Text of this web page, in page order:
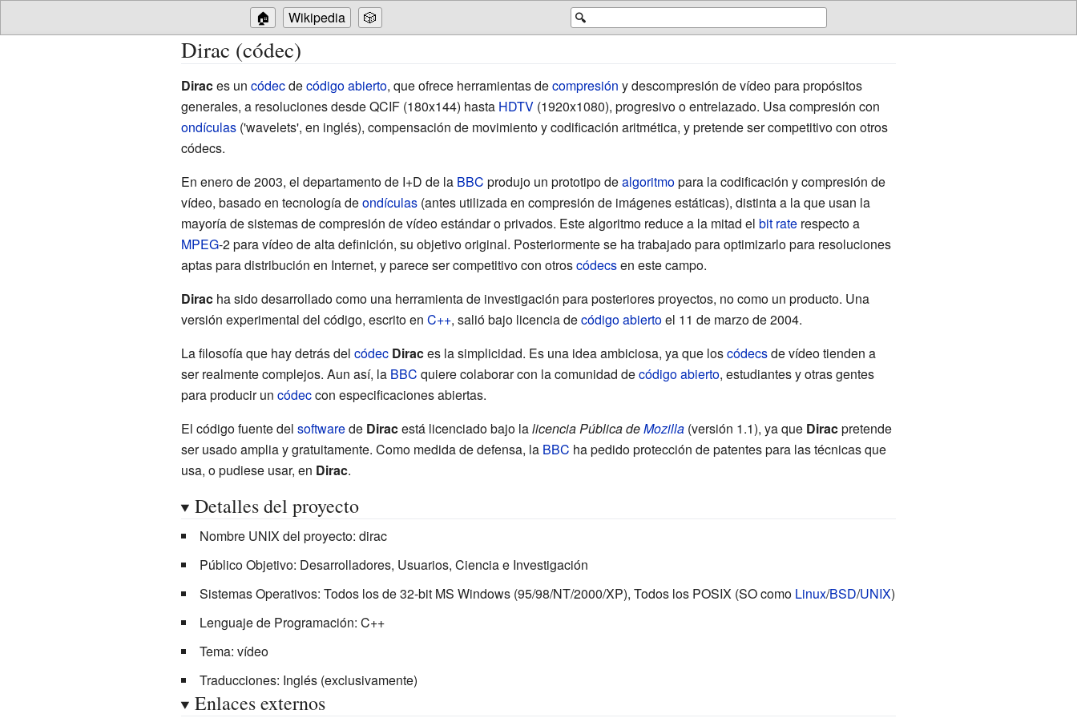
🔍
🏠 Wikipedia 🎲
Dirac (códec)
Diraces un códecdecódigo abierto, que ofrece herramientas decompresión y descompresión de vídeo para propósitos
generales, a resoluciones desde QCIF (180x144) hasta HDTV(1920x1080), progresivo o entrelazado. Usa compresión con
ondículas('wavelets', en inglés), compensación de movimiento y codificación aritmética, y pretende ser competitivo con otros
códecs.
En enero de 2003, el departamento de I+D de la BBC produjo un prototipo dealgoritmopara la codificación y compresión de
vídeo, basado en tecnología deondículas(antes utilizada en compresión de imágenes estáticas), distinta a la que usan la
mayoría de sistemas de compresión de vídeo estándar o privados. Este algoritmo reduce a la mitad el bit raterespecto a
MPEG-2 para vídeo de alta definición, su objetivo original. Posteriormente se ha trabajado para optimizarlo para resoluciones
aptas para distribución en Internet, y parece ser competitivo con otroscódecsen este campo.
Diracha sido desarrollado como una herramienta de investigación para posteriores proyectos, no como un producto. Una
versión experimental del código, escrito en C++, salió bajo licencia decódigo abiertoel 11 de marzo de 2004.
La filosofía que hay detrás del códec Diraces la simplicidad. Es una idea ambiciosa, ya que loscódecsde vídeo tienden a
ser realmente complejos. Aun así, la BBC quiere colaborar con la comunidad decódigo abierto, estudiantes y otras gentes
para producir un códeccon especificaciones abiertas.
El código fuente del softwarede Diracestá licenciado bajo lalicencia Pública deMozilla(versión 1.1), ya que Diracpretende
ser usado amplia y gratuitamente. Como medida de defensa, la BBC ha pedido protección de patentes para las técnicas que
usa, o pudiese usar, en Dirac.
Detalles del proyecto
Nombre UNIX del proyecto: dirac
Público Objetivo: Desarrolladores, Usuarios, Ciencia e Investigación
Sistemas Operativos: Todos los de 32-bit MS Windows (95/98/NT/2000/XP), Todos los POSIX (SO como Linux/BSD/UNIX)
Lenguaje de Programación: C++
Tema: vídeo
Traducciones: Inglés (exclusivamente)
Enlaces externos